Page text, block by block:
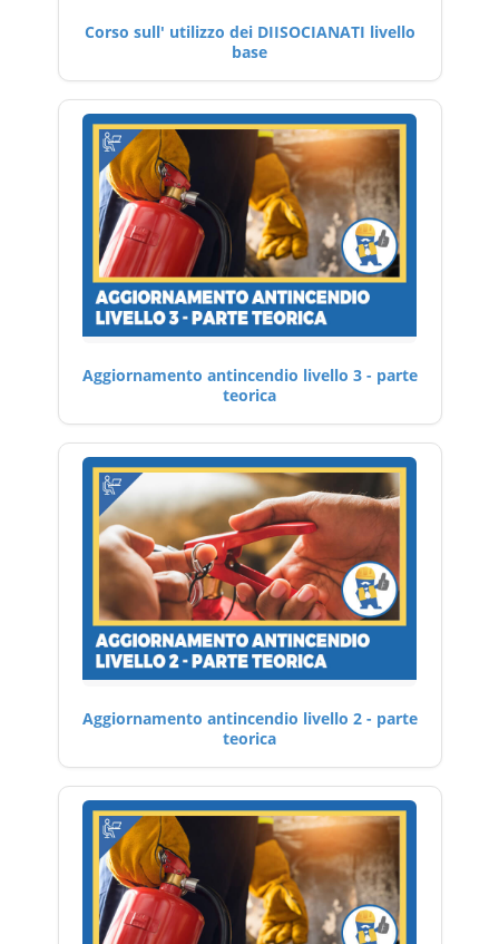
Corso sull' utilizzo dei DIISOCIANATI livello
base
Aggiornamento antincendio livello 3 - parte
teorica
Aggiornamento antincendio livello 2 - parte
teorica